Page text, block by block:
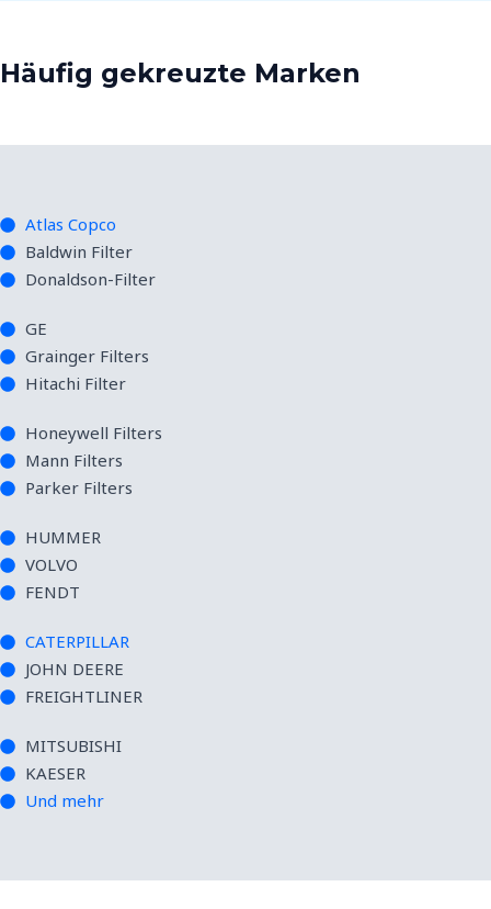
Häufig gekreuzte Marken
Atlas Copco
Baldwin Filter
Donaldson-Filter
GE
Grainger Filters
Hitachi Filter
Honeywell Filters
Mann Filters
Parker Filters
HUMMER
VOLVO
FENDT
CATERPILLAR
JOHN DEERE
FREIGHTLINER
MITSUBISHI
KAESER
Und mehr